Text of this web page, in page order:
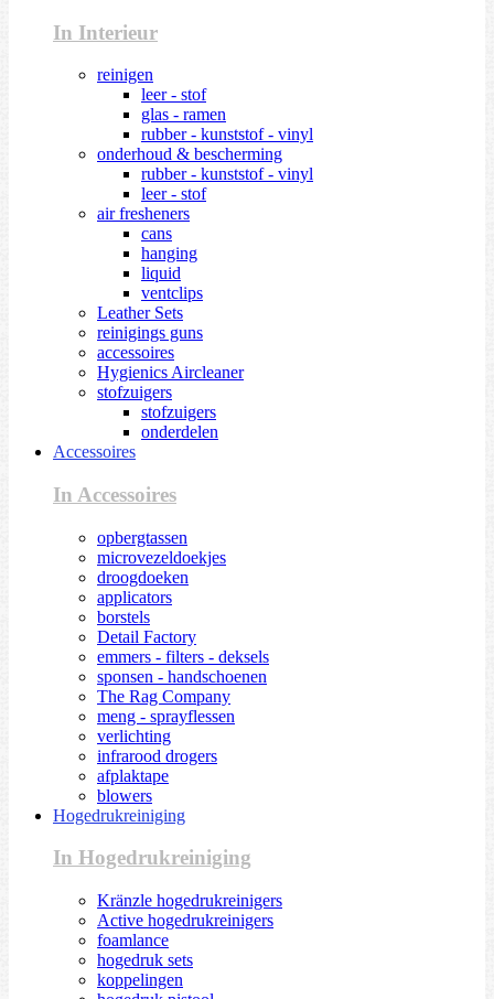
In Interieur
reinigen
leer - stof
glas - ramen
rubber - kunststof - vinyl
onderhoud & bescherming
rubber - kunststof - vinyl
leer - stof
air fresheners
cans
hanging
liquid
ventclips
Leather Sets
reinigings guns
accessoires
Hygienics Aircleaner
stofzuigers
stofzuigers
onderdelen
Accessoires
In Accessoires
opbergtassen
microvezeldoekjes
droogdoeken
applicators
borstels
Detail Factory
emmers - filters - deksels
sponsen - handschoenen
The Rag Company
meng - sprayflessen
verlichting
infrarood drogers
afplaktape
blowers
Hogedrukreiniging
In Hogedrukreiniging
Kränzle hogedrukreinigers
Active hogedrukreinigers
foamlance
hogedruk sets
koppelingen